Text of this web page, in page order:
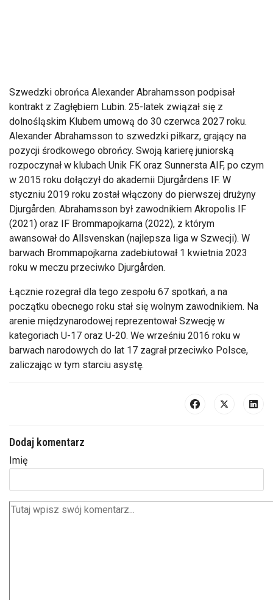
Szwedzki obrońca Alexander Abrahamsson podpisał
kontrakt z Zagłębiem Lubin. 25-latek związał się z
dolnośląskim Klubem umową do 30 czerwca 2027 roku.
Alexander Abrahamsson to szwedzki piłkarz, grający na
pozycji środkowego obrońcy. Swoją karierę juniorską
rozpoczynał w klubach Unik FK oraz Sunnersta AIF, po czym
w 2015 roku dołączył do akademii Djurgårdens IF. W
styczniu 2019 roku został włączony do pierwszej drużyny
Djurgården. Abrahamsson był zawodnikiem Akropolis IF
(2021) oraz IF Brommapojkarna (2022), z którym
awansował do Allsvenskan (najlepsza liga w Szwecji). W
barwach Brommapojkarna zadebiutował 1 kwietnia 2023
roku w meczu przeciwko Djurgården.
Łącznie rozegrał dla tego zespołu 67 spotkań, a na
początku obecnego roku stał się wolnym zawodnikiem. Na
arenie międzynarodowej reprezentował Szwecję w
kategoriach U-17 oraz U-20. We wrześniu 2016 roku w
barwach narodowych do lat 17 zagrał przeciwko Polsce,
zaliczając w tym starciu asystę.
Dodaj komentarz
Imię